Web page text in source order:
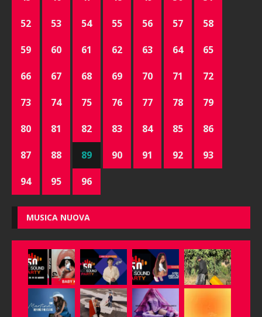
52 53 54 55 56 57 58
59 60 61 62 63 64 65
66 67 68 69 70 71 72
73 74 75 76 77 78 79
80 81 82 83 84 85 86
87 88 89 90 91 92 93
94 95 96
MUSICA NUOVA